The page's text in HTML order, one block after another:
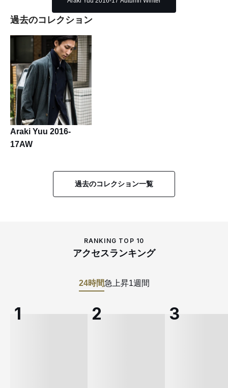
過去のコレクション
Araki Yuu 2016-
17AW
過去のコレクション一覧
RANKING TOP 10
アクセスランキング
24時間急上昇1週間